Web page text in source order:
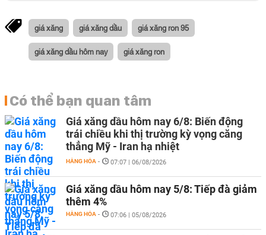
giá xăng giá xăng dầu giá xăng ron 95
giá xăng dầu hôm nay giá xăng ron
Có thể bạn quan tâm
Giá xăng dầu hôm nay 6/8: Biến động
trái chiều khi thị trường kỳ vọng căng
thẳng Mỹ - Iran hạ nhiệt
HÀNG HÓA - 07:07 | 06/08/2026
Giá xăng dầu hôm nay 5/8: Tiếp đà giảm
thêm 4%
HÀNG HÓA - 07:06 | 05/08/2026